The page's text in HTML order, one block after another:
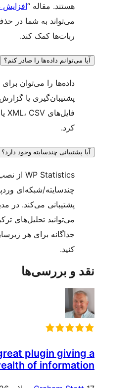
افزایش دقت داده‌ها”
می‌تواند به شما در حذف بیشتر
داده‌ها را صادر کنم؟
داده‌ها را می‌توان برای اهداف
پشتیبان‌گیری یا گزارش‌دهی به
فایل‌های XML، CSV یا TSV صادر
چندسایته وجود دارد؟
WP Statistics از نصب‌های
چندسایته/شبکه‌ای وردپرس
پشتیبانی می‌کند. در مدیریت شبکه،
می‌توانید تحلیل‌های ترکیبی یا
جداگانه برای هر زیرسایت مشاهده
و بررسی‌ها
A great plugin
wealth of